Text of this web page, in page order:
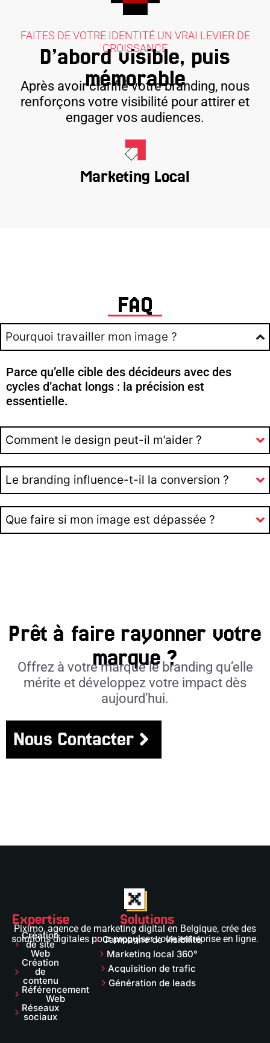
FAITES DE VOTRE IDENTITÉ UN VRAI LEVIER DE
CROISSANCE
D’abord visible, puis
mémorable
Après avoir clarifié votre branding, nous
renforçons votre visibilité pour attirer et
engager vos audiences.
Marketing Local
FAQ
Pourquoi travailler mon image ?
Parce qu’elle cible des décideurs avec des
cycles d’achat longs : la précision est
essentielle.
Comment le design peut-il m’aider ?
Le branding influence-t-il la conversion ?
Que faire si mon image est dépassée ?
Prêt à faire rayonner votre
marque ?
Offrez à votre marque le branding qu’elle
mérite et développez votre impact dès
aujourd’hui.
Nous Contacter
Piximo, agence de marketing digital en Belgique, crée des
solutions digitales pour propulser votre entreprise en ligne.
Expertise
Création
de site
Web
Création
de
contenu
Référencement
Web
Réseaux
sociaux
Solutions
Campagne de visibilité
Marketing local 360°
Acquisition de trafic
Génération de leads